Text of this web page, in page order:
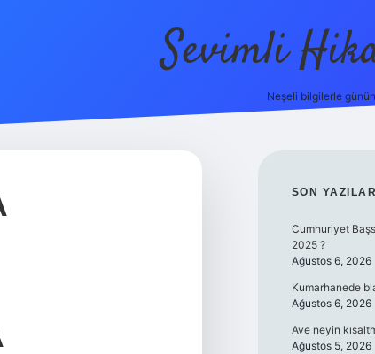
Sevimli
Neşeli bilgilerle
SON YAZILAR
Cumhuriyet
2025 ?
Ağustos 6, 2026
Kumarhanede
Ağustos 6, 2026
Ave neyin
Ağustos 5, 2026